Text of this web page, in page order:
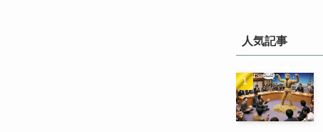
人気記事